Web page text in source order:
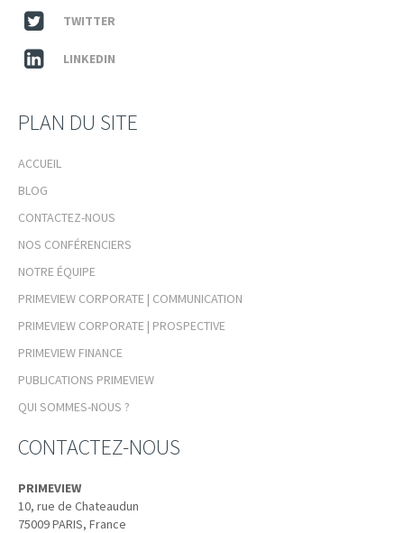
TWITTER
LINKEDIN
PLAN DU SITE
ACCUEIL
BLOG
CONTACTEZ-NOUS
NOS CONFÉRENCIERS
NOTRE ÉQUIPE
PRIMEVIEW CORPORATE | COMMUNICATION
PRIMEVIEW CORPORATE | PROSPECTIVE
PRIMEVIEW FINANCE
PUBLICATIONS PRIMEVIEW
QUI SOMMES-NOUS ?
CONTACTEZ-NOUS
PRIMEVIEW
10, rue de Chateaudun
75009PARIS, France